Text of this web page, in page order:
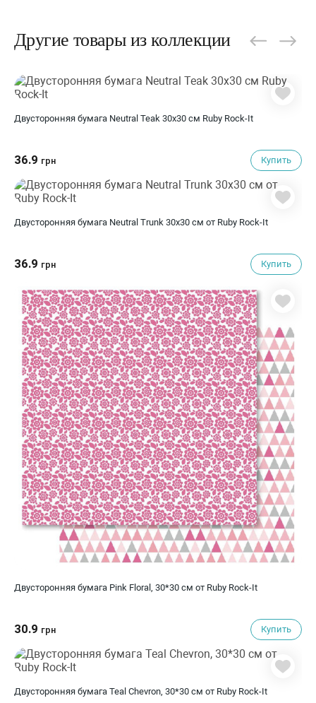
Другие товары из коллекции
Двусторонняя бумага Neutral Teak 30х30 см Ruby Rock-It
36.9 грн Купить
Двусторонняя бумага Neutral Trunk 30х30 см от Ruby Rock-It
36.9 грн Купить
Двусторонняя бумага Pink Floral, 30*30 см от Ruby Rock-It
30.9 грн Купить
Двусторонняя бумага Teal Chevron, 30*30 см от Ruby Rock-It